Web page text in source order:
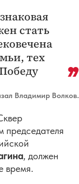
стать
тех
Владимир Волков.
, должен
время.